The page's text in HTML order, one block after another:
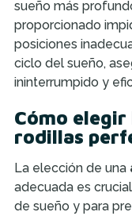
sueño más
proporcionado
posiciones
ciclo del sueño,
ininterrumpido y
Cómo elegir
rodillas
La elección de una
adecuada es
de sueño y para